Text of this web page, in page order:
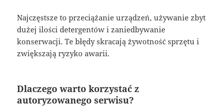
Najczęstsze to przeciążanie urządzeń, używanie zbyt
dużej ilości detergentów i zaniedbywanie
konserwacji. Te błędy skracają żywotność sprzętu i
zwiększają ryzyko awarii.
Dlaczego warto korzystać z
autoryzowanego serwisu?